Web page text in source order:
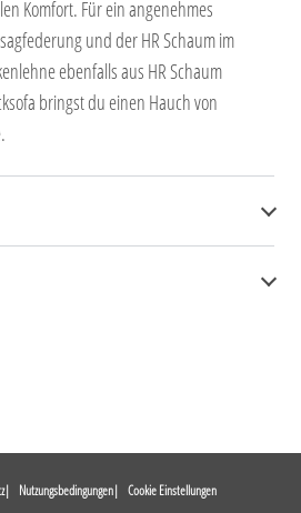
Komfort. Für ein angenehmes
und der HR Schaum im
ebenfalls aus HR Schaum
bringst du einen Hauch von
Nutzungsbedingungen Cookie Einstellungen